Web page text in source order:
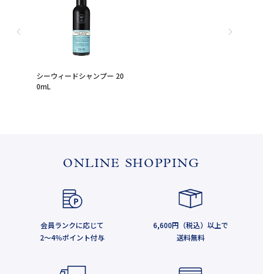
シーウィードシャンプー 20
0mL
ONLINE SHOPPING
会員ランクに応じて
2～4％ポイント付与
6,600円（税込）以上で
送料無料